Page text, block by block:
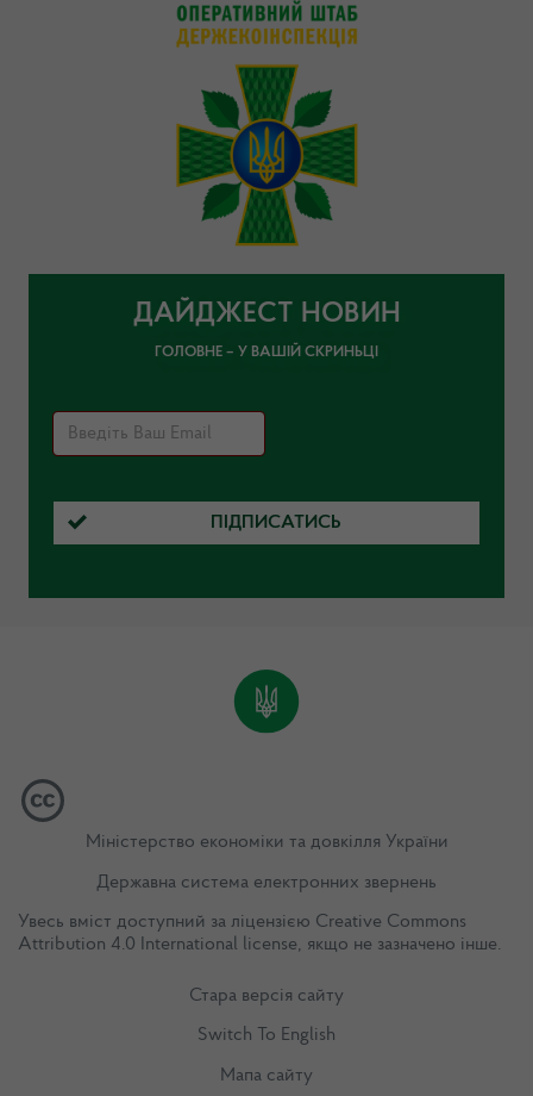
ДАЙДЖЕСТ НОВИН
ГОЛОВНЕ – У ВАШІЙ СКРИНЬЦІ
ПІДПИСАТИСЬ
Міністерство економіки та довкілля України
Державна система електронних звернень
Увесь вміст доступний за ліцензією Creative Commons
Attribution 4.0 International license, якщо не зазначено інше.
Стара версія сайту
Switch To English
Мапа сайту